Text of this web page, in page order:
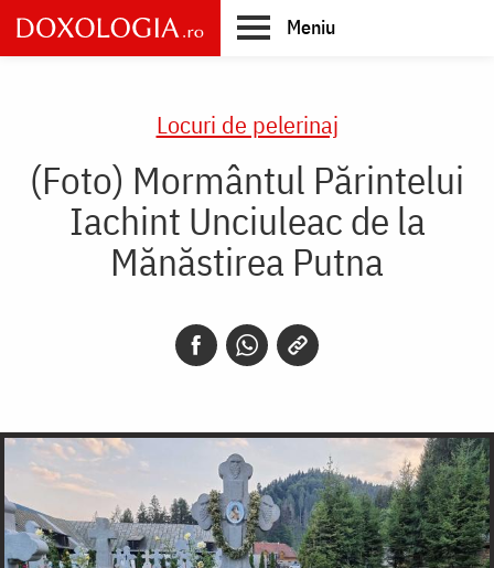
Skip
to
main
Meniu
Locuri de pelerinaj
(Foto) Mormântul Părintelui
Iachint Unciuleac de la
Mănăstirea Putna